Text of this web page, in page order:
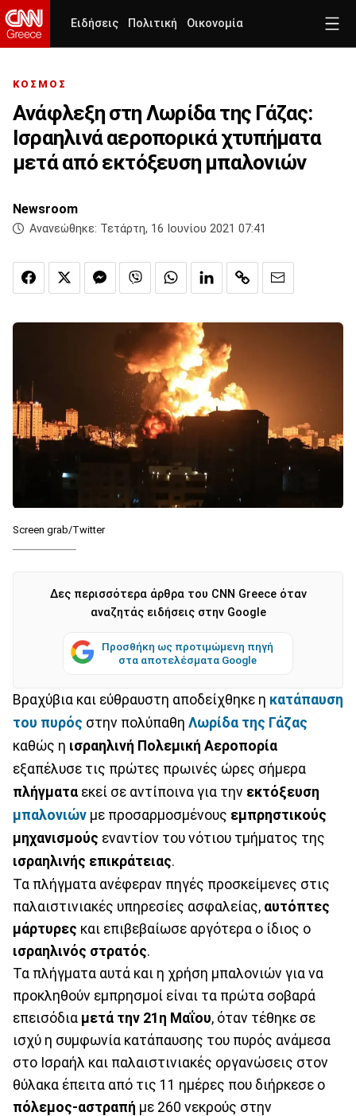
Ειδήσεις Πολιτική Οικονομία
ΚΟΣΜΟΣ
Ανάφλεξη στη Λωρίδα της Γάζας:
Ισραηλινά αεροπορικά χτυπήματα
μετά από εκτόξευση μπαλονιών
Newsroom
Ανανεώθηκε: Τετάρτη, 16 Ιουνίου 2021 07:41
Screen grab/Twitter
Δες περισσότερα άρθρα του CNN Greece όταν
αναζητάς ειδήσεις στην Google
Προσθήκη ως προτιμώμενη πηγή
στα αποτελέσματα Google
Βραχύβια και εύθραυστη αποδείχθηκε η κατάπαυση
του πυρός στην πολύπαθη Λωρίδα της Γάζας
καθώς η ισραηλινή Πολεμική Αεροπορία
εξαπέλυσε τις πρώτες πρωινές ώρες σήμερα
πλήγματα εκεί σε αντίποινα για την εκτόξευση
μπαλονιών με προσαρμοσμένους εμπρηστικούς
μηχανισμούς εναντίον του νότιου τμήματος της
ισραηλινής επικράτειας.
Τα πλήγματα ανέφεραν πηγές προσκείμενες στις
παλαιστινιακές υπηρεσίες ασφαλείας, αυτόπτες
μάρτυρες και επιβεβαίωσε αργότερα ο ίδιος ο
ισραηλινός στρατός.
Τα πλήγματα αυτά και η χρήση μπαλονιών για να
προκληθούν εμπρησμοί είναι τα πρώτα σοβαρά
επεισόδια μετά την 21η Μαΐου, όταν τέθηκε σε
ισχύ η συμφωνία κατάπαυσης του πυρός ανάμεσα
στο Ισραήλ και παλαιστινιακές οργανώσεις στον
θύλακα έπειτα από τις 11 ημέρες που διήρκεσε ο
πόλεμος-αστραπή με 260 νεκρούς στην